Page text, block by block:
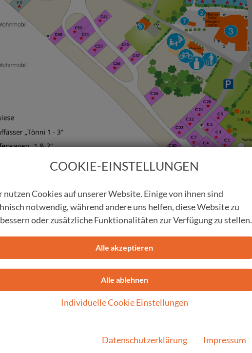
COOKIE-EINSTELLUNGEN
nutzen Cookies auf unserer Website. Einige von ihnen sind
notwendig, während andere uns helfen, diese Website zu
oder zusätzliche Funktionalitäten zur Verfügung zu stellen.
Alle akzeptieren
Alle ablehnen
Individuelle Cookie Einstellungen
Datenschutzerklärung Impressum